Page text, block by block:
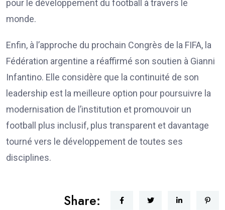
pour le développement du football à travers le
monde.
Enfin, à l’approche du prochain Congrès de la FIFA, la
Fédération argentine a réaffirmé son soutien à Gianni
Infantino. Elle considère que la continuité de son
leadership est la meilleure option pour poursuivre la
modernisation de l’institution et promouvoir un
football plus inclusif, plus transparent et davantage
tourné vers le développement de toutes ses
disciplines.
Share: